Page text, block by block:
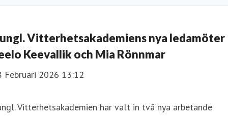
Vitterhetsakademiens nya ledamöter
Keevallik och Mia Rönnmar
Februari 2026 13:12
Vitterhetsakademien har valt in två nya arbetande